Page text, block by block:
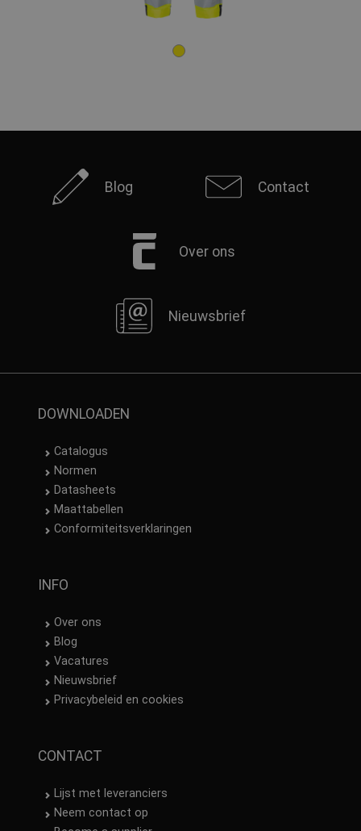
Blog Contact
Over ons
Nieuwsbrief
DOWNLOADEN
Catalogus
Normen
Datasheets
Maattabellen
Conformiteitsverklaringen
INFO
Over ons
Blog
Vacatures
Nieuwsbrief
Privacybeleid en cookies
CONTACT
Lijst met leveranciers
Neem contact op